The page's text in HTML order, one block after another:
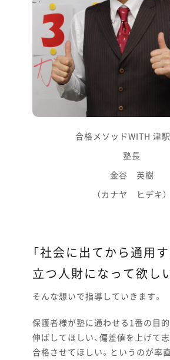
合格メソッドWITH 津
塾長
金谷 英樹
（カナヤ ヒデキ）
「社会に出てから通用
立つ人財になって欲しい
そんな想いで指導していきます。
保護者様が塾に通わせる1番の目
伸ばしてほしい、偏差値を上げて
合格させてほしい。というのが率